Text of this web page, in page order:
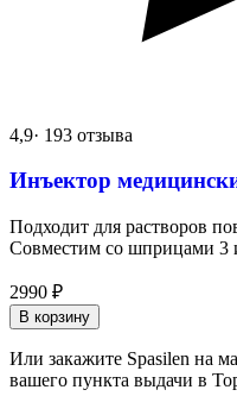
4,9· 193 отзыва
Инъектор
Подходит для растворов
Совместим со шприцами 3
2990 ₽
В корзину
Или закажите Spasilen на
вашего пункта выдачи в